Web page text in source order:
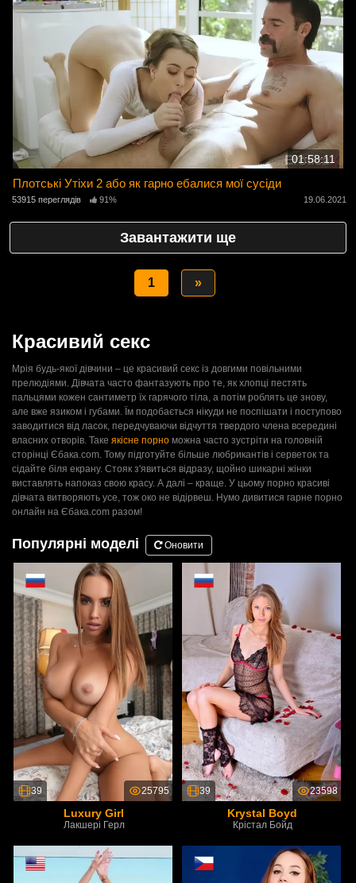
01:58:11
Плотські Утіхи 2 або як гарно ебалися мої сусіди
53915 переглядів 91% 19.06.2021
Завантажити ще
1 »
Красивий секс
Мрія будь-якої дівчини – це красивий секс із довгими повільними
прелюдіями. Дівчата часто фантазують про те, як хлопці пестять
пальцями кожен сантиметр їх гарячого тіла, а потім роблять це знову,
але вже язиком і губами. Їм подобається нікуди не поспішати і поступово
заводитися від ласок, передчуваючи відчуття твердого члена всередині
власних отворів. Таке якісне порно можна часто зустріти на головній
сторінці Єбака.com. Тому підготуйте більше любрикантів і серветок та
сідайте біля екрану. Стояк з'явиться відразу, щойно шикарні жінки
виставлять напоказ свою красу. А далі – краще. У цьому порно красиві
дівчата витворяють усе, тож око не відірвеш. Нумо дивитися гарне порно
онлайн на Єбака.com разом!
Популярні моделі Оновити
39 25795
Luxury Girl
Лакшері Герл
39 23598
Krystal Boyd
Крістал Бойд